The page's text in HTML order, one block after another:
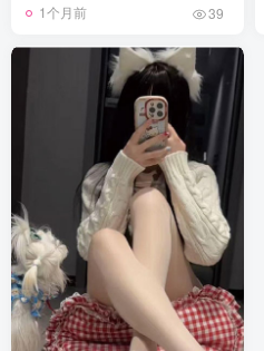
1个月前 39